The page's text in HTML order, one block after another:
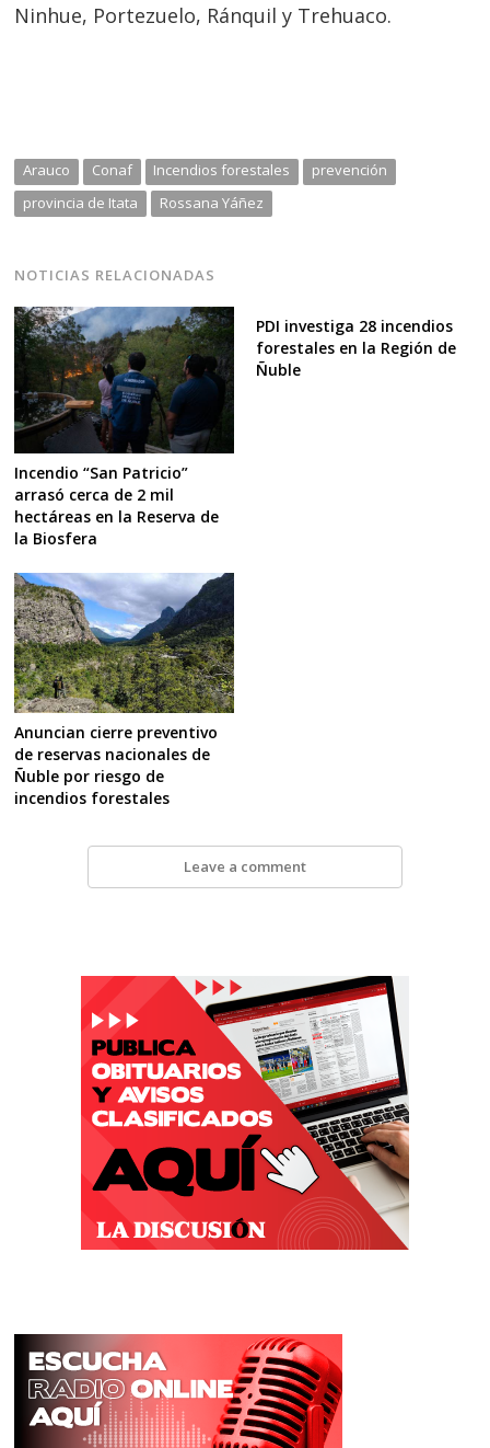
Ninhue, Portezuelo, Ránquil y Trehuaco.
Arauco Conaf Incendios forestales
prevención
provincia de Itata
Rossana Yáñez
NOTICIAS RELACIONADAS
Incendio “San Patricio”
arrasó cerca de 2 mil
hectáreas en la Reserva de
la Biosfera
PDI investiga 28 incendios
forestales en la Región de
Ñuble
Anuncian cierre preventivo
de reservas nacionales de
Ñuble por riesgo de
incendios forestales
Leave a comment